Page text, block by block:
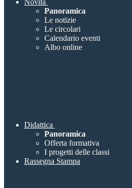
Novità
Panoramica
Le notizie
Le circolari
Calendario eventi
Albo online
Didattica
Panoramica
Offerta formativa
I progetti delle classi
Rassegna Stampa